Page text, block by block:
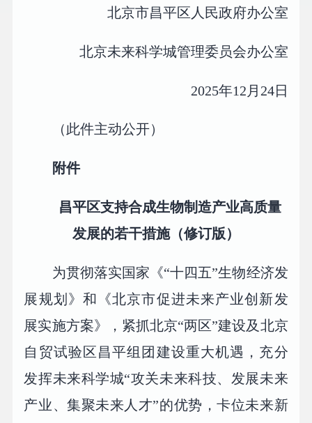
北京市昌平区人民政府办公室
北京未来科学城管理委员会办公室
2025年12月24日
（此件主动公开）
附件
昌平区支持合成生物制造产业高质量
发展的若干措施（修订版）
为贯彻落实国家《“十四五”生物经济发
展规划》和《北京市促进未来产业创新发
展实施方案》，紧抓北京“两区”建设及北京
自贸试验区昌平组团建设重大机遇，充分
发挥未来科学城“攻关未来科技、发展未来
产业、集聚未来人才”的优势，卡位未来新